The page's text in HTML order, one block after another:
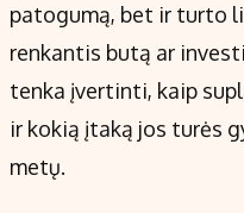
patogumą, bet ir turto
renkantis butą ar
tenka įvertinti, kaip
ir kokią įtaką jos turės
metų.